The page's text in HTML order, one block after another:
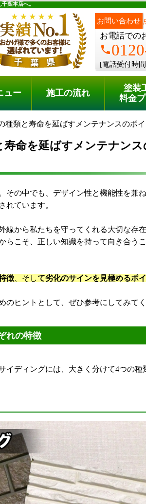
葉本店へ。
お問い合わせ
お電話での
phone
[電話受付時
料金プラン 無料点検
ュー 施工の流れ
塗装
料金
種類と寿命を延ばすメンテナンスのポイ
命を延ばすメンテナンス
その中でも、デザイン性と機能性を兼
れています。
線から私たちを守ってくれる大切な存
らこそ、正しい知識を持って向き合う
徴、そして劣化のサインを見極めるポ
のヒントとして、ぜひ参考にしてみて
れの特徴
ディングには、大きく分けて4つの種